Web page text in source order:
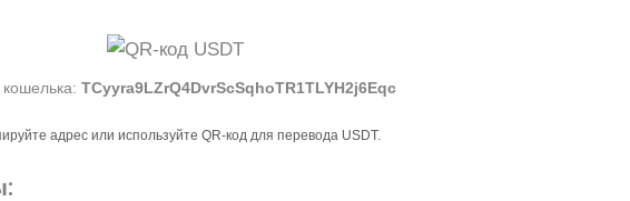
TCyyra9LZrQ4DvrScSqhoTR1TLYH2j6Eqc
адрес или используйте QR-код для перевода USDT.